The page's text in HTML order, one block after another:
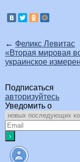
← Феликс Левитас
«Вторая мировая
украинское
Подписаться
авторизуйтесь
Уведомить о